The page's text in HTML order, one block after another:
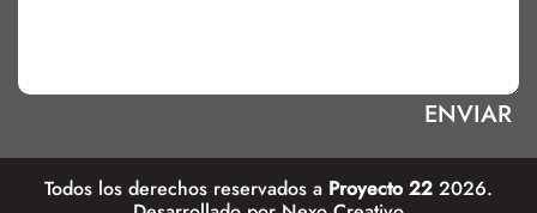
Todos los derechos reservados a Proyecto 22 2026.